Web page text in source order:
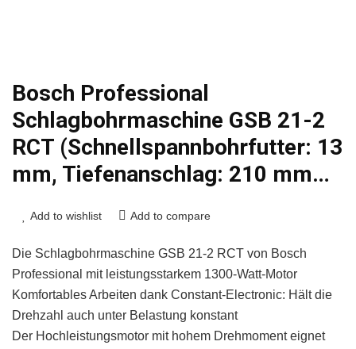
Bosch Professional
Schlagbohrmaschine GSB 21-2
RCT (Schnellspannbohrfutter: 13
mm, Tiefenanschlag: 210 mm…
Add to wishlist Add to compare
Die Schlagbohrmaschine GSB 21-2 RCT von Bosch
Professional mit leistungsstarkem 1300-Watt-Motor
Komfortables Arbeiten dank Constant-Electronic: Hält die
Drehzahl auch unter Belastung konstant
Der Hochleistungsmotor mit hohem Drehmoment eignet